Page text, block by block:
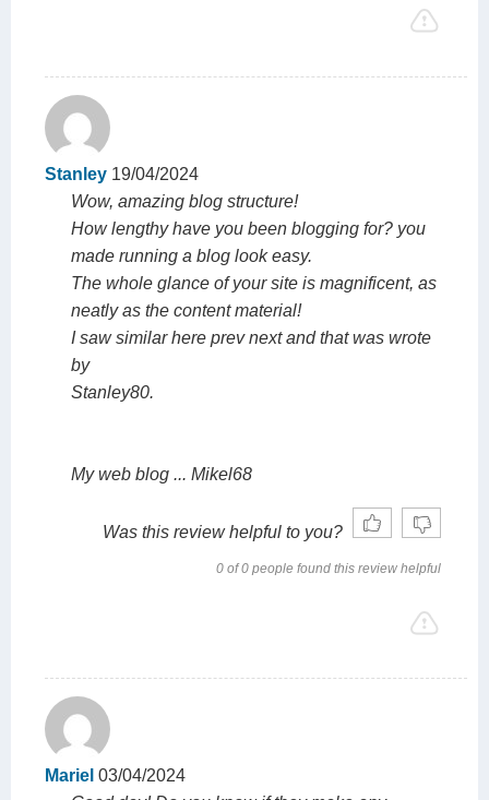
Stanley 19/04/2024
Wow, amazing blog structure!
How lengthy have you been blogging for? you
made running a blog look easy.
The whole glance of your site is magnificent, as
neatly as the content material!
I saw similar here prev next and that was wrote
by
Stanley80.
My web blog ... Mikel68
Was this review helpful to you?
0 of 0 people found this review helpful
Mariel 03/04/2024